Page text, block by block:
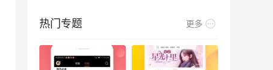
热门专题 更多